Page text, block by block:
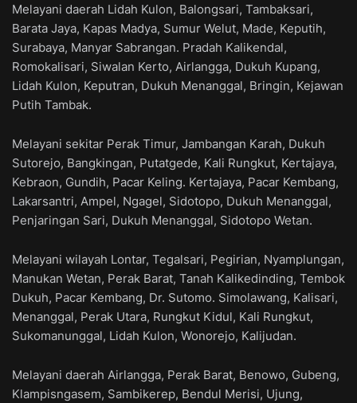
Melayani daerah Lidah Kulon, Balongsari, Tambaksari,
Barata Jaya, Kapas Madya, Sumur Welut, Made, Keputih,
Surabaya, Manyar Sabrangan. Pradah Kalikendal,
Romokalisari, Siwalan Kerto, Airlangga, Dukuh Kupang,
Lidah Kulon, Keputran, Dukuh Menanggal, Bringin, Kejawan
Putih Tambak.
Melayani sekitar Perak Timur, Jambangan Karah, Dukuh
Sutorejo, Bangkingan, Putatgede, Kali Rungkut, Kertajaya,
Kebraon, Gundih, Pacar Keling. Kertajaya, Pacar Kembang,
Lakarsantri, Ampel, Ngagel, Sidotopo, Dukuh Menanggal,
Penjaringan Sari, Dukuh Menanggal, Sidotopo Wetan.
Melayani wilayah Lontar, Tegalsari, Pegirian, Nyamplungan,
Manukan Wetan, Perak Barat, Tanah Kalikedinding, Tembok
Dukuh, Pacar Kembang, Dr. Sutomo. Simolawang, Kalisari,
Menanggal, Perak Utara, Rungkut Kidul, Kali Rungkut,
Sukomanunggal, Lidah Kulon, Wonorejo, Kalijudan.
Melayani daerah Airlangga, Perak Barat, Benowo, Gubeng,
Klampisngasem, Sambikerep, Bendul Merisi, Ujung,